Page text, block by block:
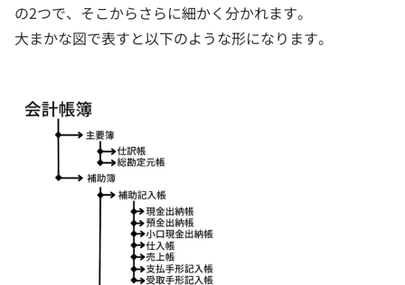
の2つで、そこからさらに細かく分かれます。
大まかな図で表すと以下のような形になります。